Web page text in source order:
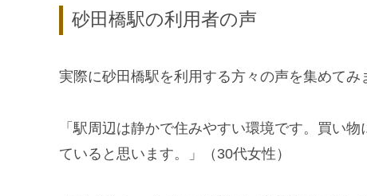
砂田橋駅の利用者の声
実際に砂田橋駅を利用する方々の声を集めてみ
「駅周辺は静かで住みやすい環境です。買い
ていると思います。」（30代女性）